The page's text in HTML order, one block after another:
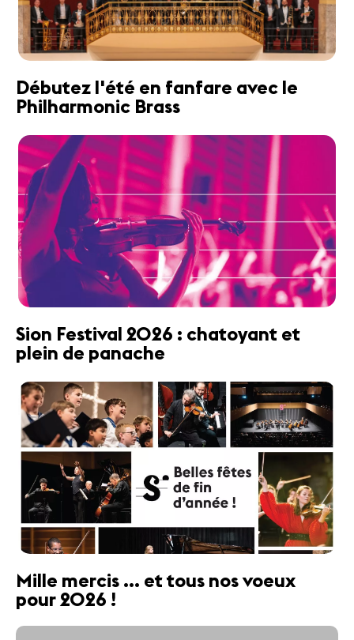
Débutez l'été en fanfare avec le
Philharmonic Brass
Sion Festival 2026 : chatoyant et
plein de panache
Mille mercis ... et tous nos voeux
pour 2026 !